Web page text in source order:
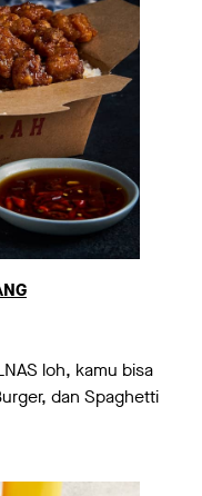
loh, kamu bisa
dan Spaghetti